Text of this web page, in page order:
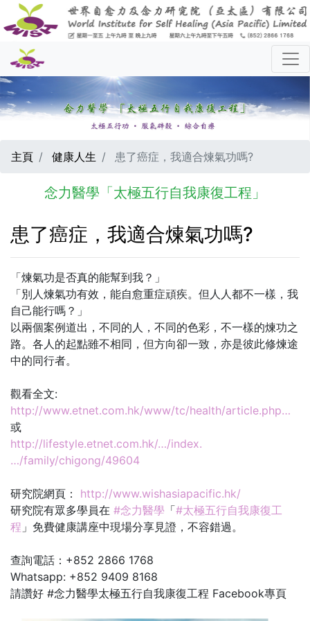
主頁 健康人生 患了癌症，我適合煉氣功嗎?
念力醫學「太極五行自我康復工程」
患了癌症，我適合煉氣功嗎?
「煉氣功是否真的能幫到我？」
「別人煉氣功有效，能自愈重症頑疾。但人人都不一樣，我
自己能行嗎？」
以兩個案例道出，不同的人，不同的色彩，不一樣的煉功之
路。各人的起點雖不相同，但方向卻一致，亦是彼此修煉途
中的同行者。
觀看全文:
http://www.etnet.com.hk/www/tc/health/article.php…
或
http://lifestyle.etnet.com.hk/…/index.
…/family/chigong/49604
研究院網頁： http://www.wishasiapacific.hk/
研究院有眾多學員在 #念力醫學 「#太極五行自我康復工
程 」免費健康講座中現場分享見證，不容錯過。
查詢電話：+852 2866 1768
Whatsapp: +852 9409 8168
請讚好 #念力醫學太極五行自我康復工程 Facebook專頁